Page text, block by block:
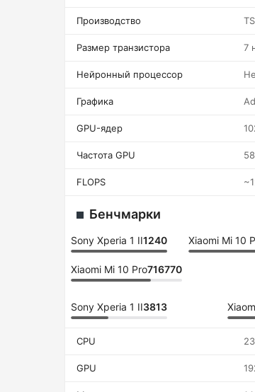
Производство
Размер транзистора 7
Нейронный процессор
Графика
GPU-ядер
Частота GPU
FLOPS
Бенчмарки
Sony Xperia 1 II1240 Xiaomi Mi 10
Xiaomi Mi 10 Pro716770
Sony Xperia 1 II3813
CPU
GPU